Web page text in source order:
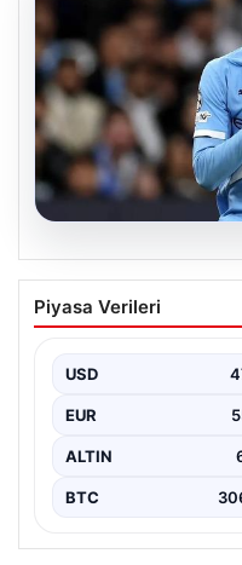
Galatasaray’da
Manchester
Piyasa Verileri
USD
EUR
ALTIN
BTC